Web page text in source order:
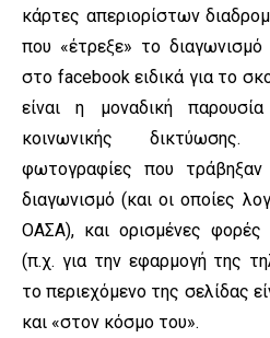
κάρτες απεριορίστων
που «έτρεξε» το διαγωνισμό
στο facebook ειδικά για το
είναι η μοναδική
κοινωνικής δικτύωσης.
φωτογραφίες που
διαγωνισμό (και οι οποίες
ΟΑΣΑ), και ορισμένες φορές
(π.χ. για την εφαρμογή της
το περιεχόμενο της σελίδας
και «στον κόσμο του».